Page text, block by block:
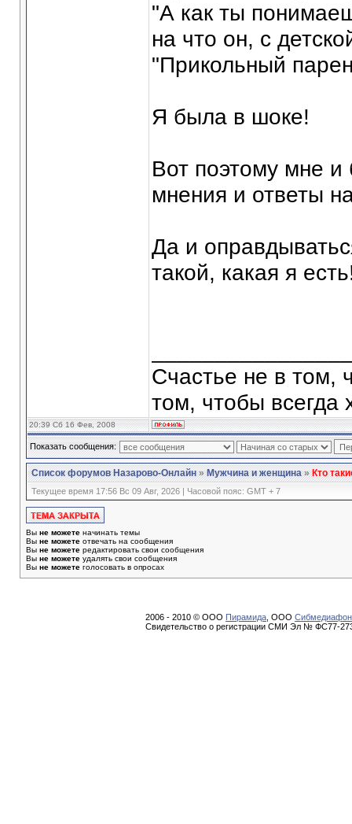
"А как ты
на что он, с
"Прикольный
Я была в шоке!
Вот поэтому мне
мнения и ответы
Да и
такой, какая я
Счастье не в том,
том, чтобы всегда
20:39 Сб 16 Фев, 2008
Показать сообщения:
Список форумов Назарово-Онлайн»Мужчина и женщина»Кто
Текущее время 17:56 Вс 09 Авг, 2026 | Часовой пояс: GMT + 7
Вы не можете начинать темы
Вы не можете отвечать на сообщения
Вы не можете редактировать свои сообщения
Вы не можете удалять свои сообщения
Вы не можете голосовать в опросах
2006 - 2010 © ООО Пирамида , ООО Сибмедиафон
Свидетельство о регистрации СМИ Эл № ФС77-